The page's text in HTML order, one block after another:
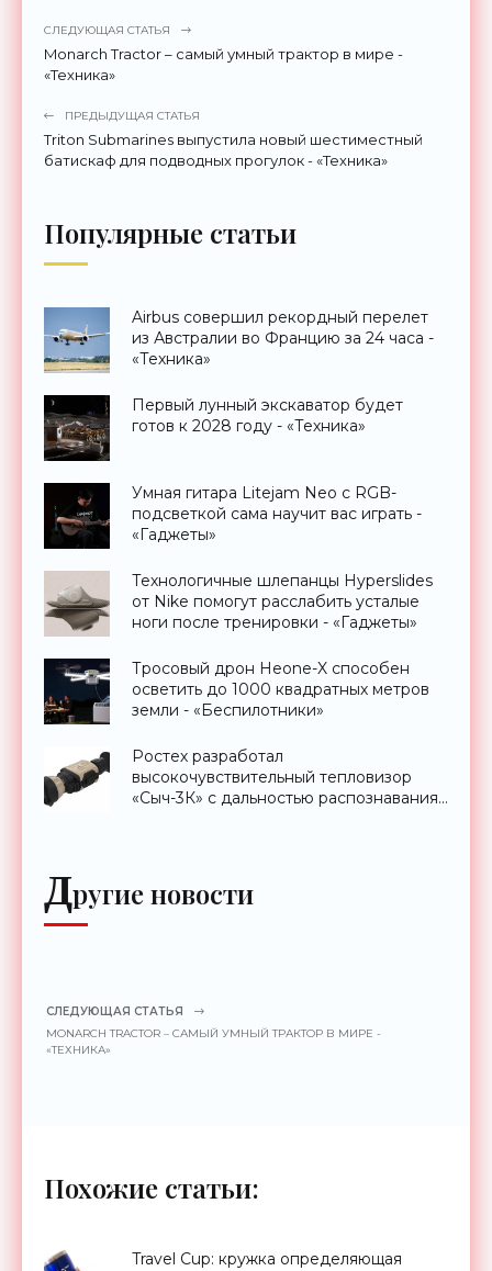
СЛЕДУЮЩАЯ СТАТЬЯ
Monarch Tractor – самый умный трактор в мире -
«Техника»
ПРЕДЫДУЩАЯ СТАТЬЯ
Triton Submarines выпустила новый шестиместный
батискаф для подводных прогулок - «Техника»
Популярные статьи
Airbus совершил рекордный перелет
из Австралии во Францию за 24 часа -
«Техника»
Первый лунный экскаватор будет
готов к 2028 году - «Техника»
Умная гитара Litejam Neo с RGB-
подсветкой сама научит вас играть -
«Гаджеты»
Технологичные шлепанцы Hyperslides
от Nike помогут расслабить усталые
ноги после тренировки - «Гаджеты»
Тросовый дрон Heone-X способен
осветить до 1000 квадратных метров
земли - «Беспилотники»
Ростех разработал
высокочувствительный тепловизор
«Сыч-3К» с дальностью распознавания
Другие новости
СЛЕДУЮЩАЯ СТАТЬЯ
MONARCH TRACTOR – САМЫЙ УМНЫЙ ТРАКТОР В МИРЕ -
«ТЕХНИКА»
Похожие статьи:
Travel Cup: кружка определяющая